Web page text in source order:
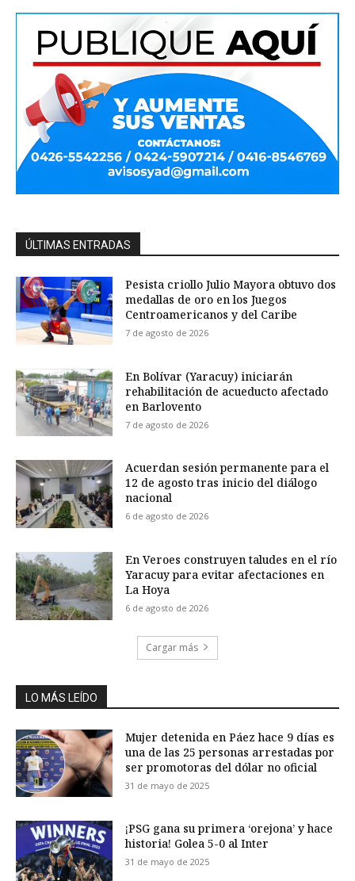
ÚLTIMAS ENTRADAS
Pesista criollo Julio Mayora obtuvo dos
medallas de oro en los Juegos
Centroamericanos y del Caribe
7 de agosto de 2026
En Bolívar (Yaracuy) iniciarán
rehabilitación de acueducto afectado
en Barlovento
7 de agosto de 2026
Acuerdan sesión permanente para el
12 de agosto tras inicio del diálogo
nacional
6 de agosto de 2026
En Veroes construyen taludes en el río
Yaracuy para evitar afectaciones en
La Hoya
6 de agosto de 2026
Cargar más
LO MÁS LEÍDO
Mujer detenida en Páez hace 9 días es
una de las 25 personas arrestadas por
ser promotoras del dólar no oficial
31 de mayo de 2025
¡PSG gana su primera ‘orejona’ y hace
historia! Golea 5-0 al Inter
31 de mayo de 2025